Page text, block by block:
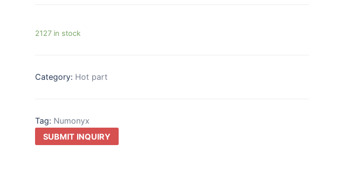
2127 in stock
Category: Hot part
Tag: Numonyx
SUBMIT INQUIRY